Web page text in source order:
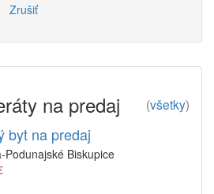
Zrušiť
(všetky)
na predaj
byt na predaj
Podunajské Biskupice